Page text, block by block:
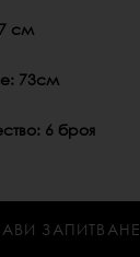
см
73см
6 броя
ЗАПИТВАНЕ